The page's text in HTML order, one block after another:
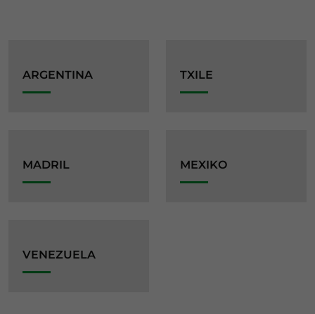
ARGENTINA TXILE
MADRIL MEXIKO
VENEZUELA